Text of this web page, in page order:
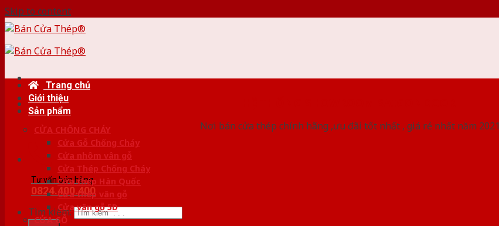
Skip to content
Nơi bán cửa thép chính hãng ,ưu đãi tốt nhất , giá rẻ nhất năm 2021
Tư vấn bán hàng
0824.400.400
Tìm kiếm:
Trang chủ
Giới thiệu
Sản phẩm
CỬA CHỐNG CHÁY
Cửa Gỗ Chống Cháy
Cửa nhôm vân gỗ
Cửa Thép Chống Cháy
Cửa thép Hàn Quốc
Cửa thép vân gỗ
Cửa vân gỗ 5D
CỬA GỖ